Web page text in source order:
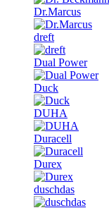
Dr.Marcus
dreft
Dual Power
Duck
DUHA
Duracell
Durex
duschdas